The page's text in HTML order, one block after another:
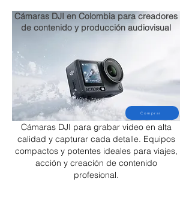
Cámaras DJI en Colombia para creadores
de contenido y producción audiovisual
Cámaras DJI para grabar video en alta
calidad y capturar cada detalle. Equipos
compactos y potentes ideales para viajes,
acción y creación de contenido
profesional.
Comprar